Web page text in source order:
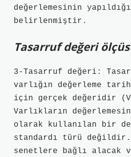
değerlemesinin
belirlenmiştir.
Tasarruf değeri
3-Tasarruf değeri:
varlığın değerleme
için gerçek değeridir
Varlıkların
olarak kullanılan bir
standardı türü değildir.
senetlere bağlı alacak